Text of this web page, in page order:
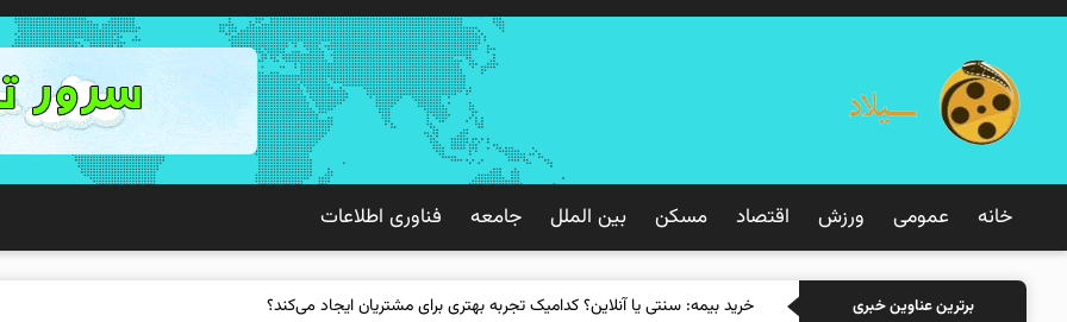
خانه عمومی ورزش اقتصاد مسکن بین الملل جامعه فناوری اطلاعات
برترین عناوین خبری خرید بی